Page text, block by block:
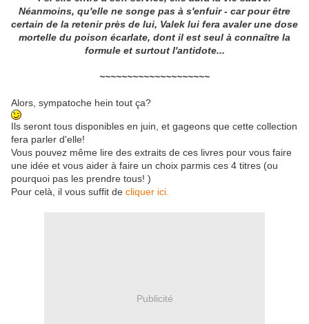
Néanmoins, qu'elle ne songe pas à s'enfuir - car pour être
certain de la retenir près de lui, Valek lui fera avaler une dose
mortelle du poison écarlate, dont il est seul à connaître la
formule et surtout l'antidote...
~~~~~~~~~~~~~~~~~~~~
Alors, sympatoche hein tout ça?
Ils seront tous disponibles en juin, et gageons que cette collection
fera parler d'elle!
Vous pouvez même lire des extraits de ces livres pour vous faire
une idée et vous aider à faire un choix parmis ces 4 titres (ou
pourquoi pas les prendre tous! )
Pour celà, il vous suffit de cliquer ici.
Publicité